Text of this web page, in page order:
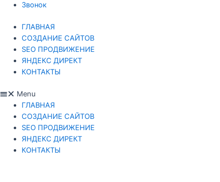
Звонок
ГЛАВНАЯ
СОЗДАНИЕ САЙТОВ
SEO ПРОДВИЖЕНИЕ
ЯНДЕКС ДИРЕКТ
КОНТАКТЫ
Menu
ГЛАВНАЯ
СОЗДАНИЕ САЙТОВ
SEO ПРОДВИЖЕНИЕ
ЯНДЕКС ДИРЕКТ
КОНТАКТЫ